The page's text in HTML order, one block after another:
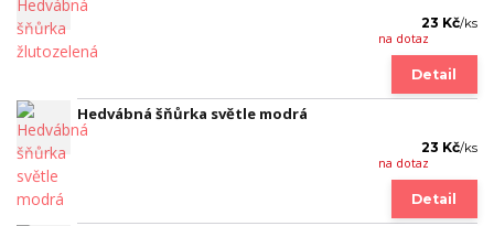
23 Kč/ks
na dotaz
Detail
Hedvábná šňůrka světle modrá
23 Kč/ks
na dotaz
Detail